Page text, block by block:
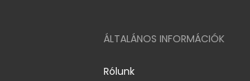
ÁLTALÁNOS INFORMÁCIÓK
Rólunk